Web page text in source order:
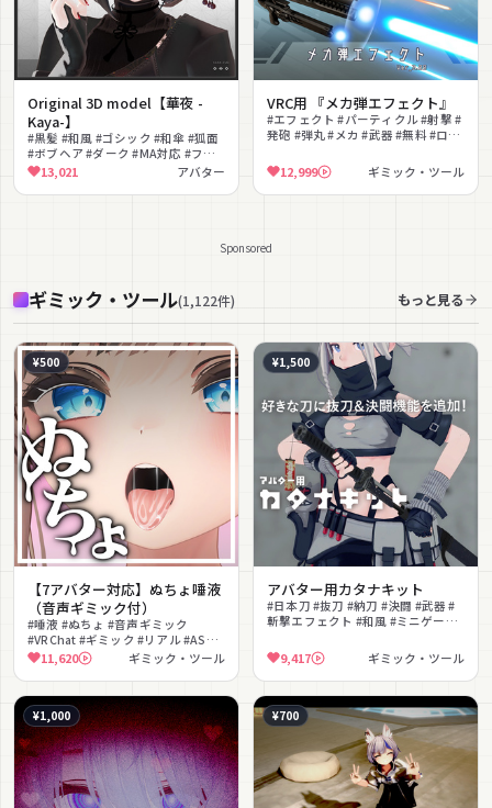
Original 3D model【華夜 -
Kaya-】
#黒髪 #和風 #ゴシック #和傘 #狐面
#ボブヘア #ダーク #MA対応 #フル
トラ対応 #もちふぃった～対応
13,021 アバター
VRC用 『メカ弾エフェクト』
#エフェクト #パーティクル #射撃 #
発砲 #弾丸 #メカ #武器 #無料 #ロイ
12,999 ギミック・ツール
Sponsored
ギミック・ツール(1,122件) もっと見る
¥500
【7アバター対応】ぬちょ唾液
（音声ギミック付）
#唾液 #ぬちょ #音声ギミック
#VRChat #ギミック #リアル #ASMR
#嗚咽11,620 ギミック・ツール
¥1,500
アバター用カタナキット
#日本刀 #抜刀 #納刀 #決闘 #武器 #
斬撃エフェクト #和風 #ミニゲーム
9,417 ギミック・ツール
¥1,000 ¥700